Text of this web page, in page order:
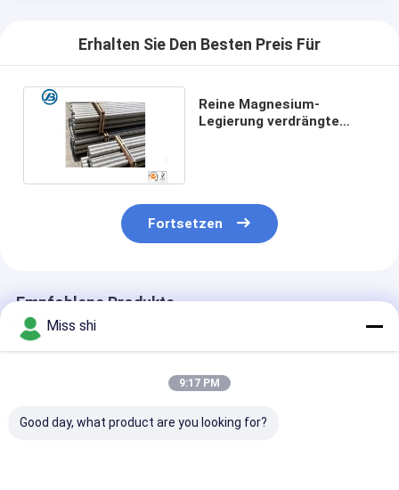
Erhalten Sie Den Besten Preis Für
Reine Magnesium-
Legierung verdrängte
Fortsetzen
Empfohlene Produkte
Miss shi
9:17 PM
Good day, what product are you looking for?